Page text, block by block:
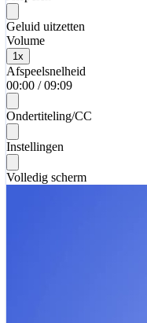
Geluid uitzetten
Volume
1 x
Afspeelsnelheid
00:00 / 09:09
Ondertiteling/CC
Instellingen
Volledig scherm